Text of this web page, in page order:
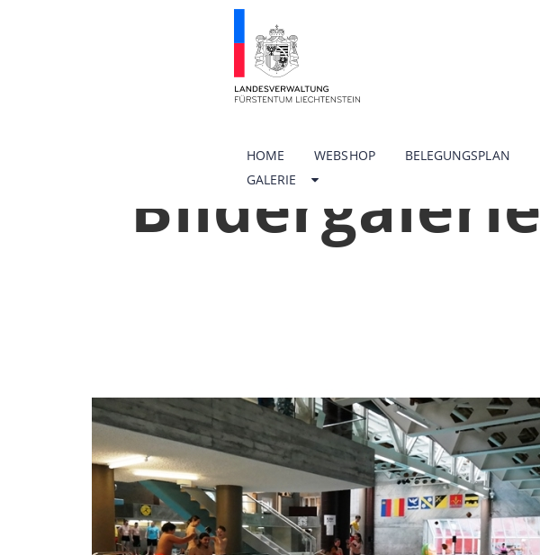
HOME WEBSHOP BELEGUNGSPLAN
GALERIE
Bildergalerie